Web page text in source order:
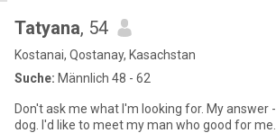
Tatyana, 54
Kostanai, Qostanay, Kasachstan
Suche: Männlich 48 - 62
Don't ask me what I'm looking for. My answer
dog. I'd like to meet my man who good for